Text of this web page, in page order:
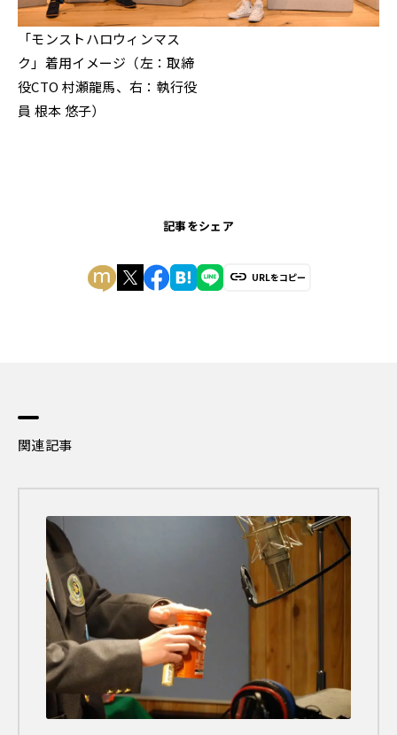
「モンストハロウィンマス
ク」着用イメージ（左：取締
役CTO 村瀬龍馬、右：執行役
員 根本 悠子）
記事をシェア
URLをコピー
関連記事